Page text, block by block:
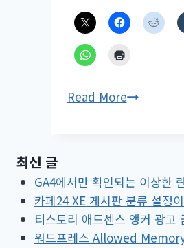
Read More
년
기
념
25%
최신 글
GA4에서만 확인되는 이상한
카페24 XE 게시판 분류 설정
티스토리 애드센스 앵커 광고
워드프레스 Allowed